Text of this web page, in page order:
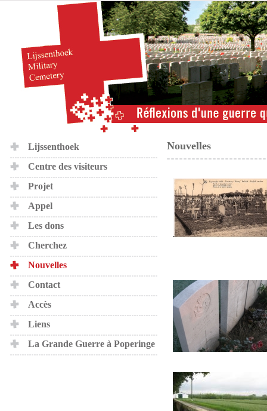
Lijssenthoek
Centre des visiteurs
Projet
Appel
Les dons
Cherchez
Nouvelles
Contact
Accès
Liens
La Grande Guerre à Poperinge
Nouvelles